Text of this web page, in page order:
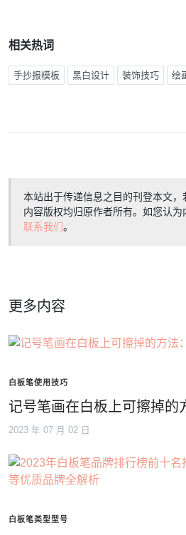
相关热词
手抄报模板 黑白设计 装饰技巧 绘
本站出于传递信息之目的刊登本文，
内容版权均归原作者所有。如您认
联系我们。
更多内容
白板笔使用技巧
记号笔画在白板上可擦掉的
2023 年 07 月 02 日
白板笔类型型号